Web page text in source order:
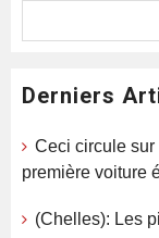
Derniers
Ceci circule sur
première voiture
(Chelles): Les